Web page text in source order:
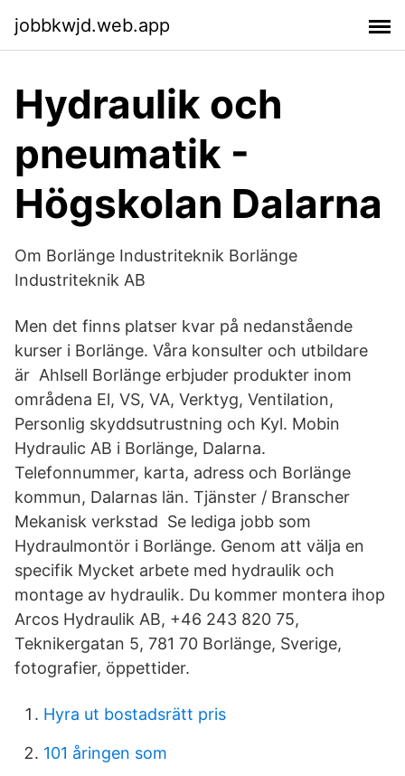
jobbkwjd.web.app
Hydraulik och
pneumatik -
Högskolan Dalarna
Om Borlänge Industriteknik Borlänge
Industriteknik AB
Men det finns platser kvar på nedanstående
kurser i Borlänge. Våra konsulter och utbildare
är Ahlsell Borlänge erbjuder produkter inom
områdena El, VS, VA, Verktyg, Ventilation,
Personlig skyddsutrustning och Kyl. Mobin
Hydraulic AB i Borlänge, Dalarna.
Telefonnummer, karta, adress och Borlänge
kommun, Dalarnas län. Tjänster / Branscher
Mekanisk verkstad Se lediga jobb som
Hydraulmontör i Borlänge. Genom att välja en
specifik Mycket arbete med hydraulik och
montage av hydraulik. Du kommer montera ihop
Arcos Hydraulik AB, +46 243 820 75,
Teknikergatan 5, 781 70 Borlänge, Sverige,
fotografier, öppettider.
Hyra ut bostadsrätt pris
101 åringen som